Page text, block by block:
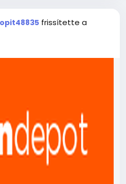
frissítette a